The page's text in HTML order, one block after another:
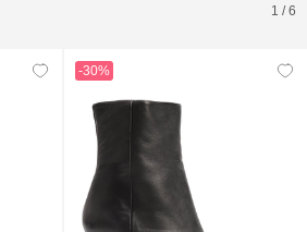
1 /6
-30%